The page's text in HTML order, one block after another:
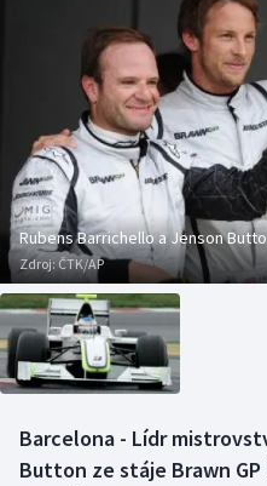
Cyklistika
DALŠÍ SPORTY
Americký fotbal
Baseball a softbal
Basketbal
Biatlon
Boby a skeleton
Box
NEPŘEHLÉDNĚTE
Soutěže
Historické návraty
Aplikace ČT sport
AZ kvíz
Rubens Barrichello a Jenson
Zdroj:ČTK/AP
Barcelona - Lídr
Button ze stáje Brawn